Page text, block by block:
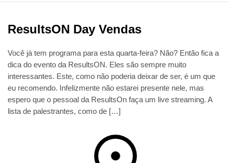
ResultsON Day Vendas
Você já tem programa para esta quarta-feira? Não? Então fica a
dica do evento da ResultsON. Eles são sempre muito
interessantes. Este, como não poderia deixar de ser, é um que
eu recomendo. Infelizmente não estarei presente nele, mas
espero que o pessoal da ResultsOn faça um live streaming. A
lista de palestrantes, como de […]